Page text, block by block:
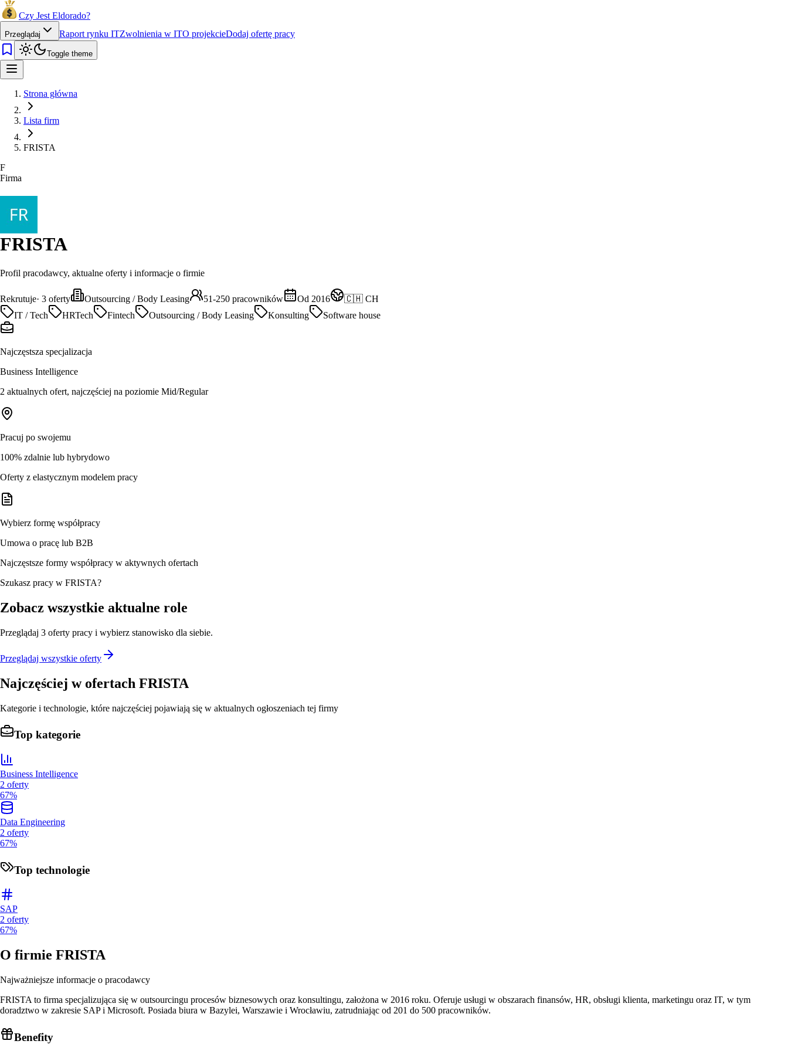
Czy Jest Eldorado?
Przeglądaj Raport rynku ITZwolnienia w ITO projekcieDodaj ofertę pracy
Toggle theme
Strona główna
Lista firm
FRISTA
F
Firma
FRISTA
Profil pracodawcy, aktualne oferty i informacje o firmie
Rekrutuje· 3 oferty Outsourcing / Body Leasing 51-250 pracowników Od 2016
🇨🇭 CH
IT / Tech
HRTech Fintech Outsourcing / Body Leasing Konsulting Software house
Najczęstsza specjalizacja
Business Intelligence
2 aktualnych ofert, najczęściej na poziomie Mid/Regular
Pracuj po swojemu
100% zdalnie lub hybrydowo
Oferty z elastycznym modelem pracy
Wybierz formę współpracy
Umowa o pracę lub B2B
Najczęstsze formy współpracy w aktywnych ofertach
Szukasz pracy w FRISTA?
Zobacz wszystkie aktualne role
Przeglądaj 3 oferty pracy i wybierz stanowisko dla siebie.
Przeglądaj wszystkie oferty
Najczęściej w ofertach FRISTA
Kategorie i technologie, które najczęściej pojawiają się w aktualnych ogłoszeniach tej firmy
Top kategorie
Business Intelligence
2 oferty
67%
Data Engineering
2 oferty
67%
Top technologie
SAP
2 oferty
67%
O firmie FRISTA
Najważniejsze informacje o pracodawcy
FRISTA to firma specjalizująca się w outsourcingu procesów biznesowych oraz konsultingu, założona w 2016 roku. Oferuje usługi w obszarach finansów, HR, obsługi klienta, marketingu oraz IT, w tym
doradztwo w zakresie SAP i Microsoft. Posiada biura w Bazylei, Warszawie i Wrocławiu, zatrudniając od 201 do 500 pracowników.
Benefity